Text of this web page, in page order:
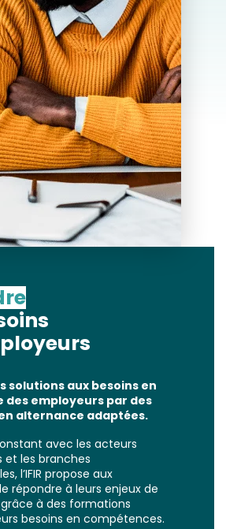
solutions aux besoins en
des employeurs par des
alternance adaptées.
avec les acteurs
et les branches
l’IFIR propose aux
répondre à leurs enjeux de
à des formations
besoins en compétences.